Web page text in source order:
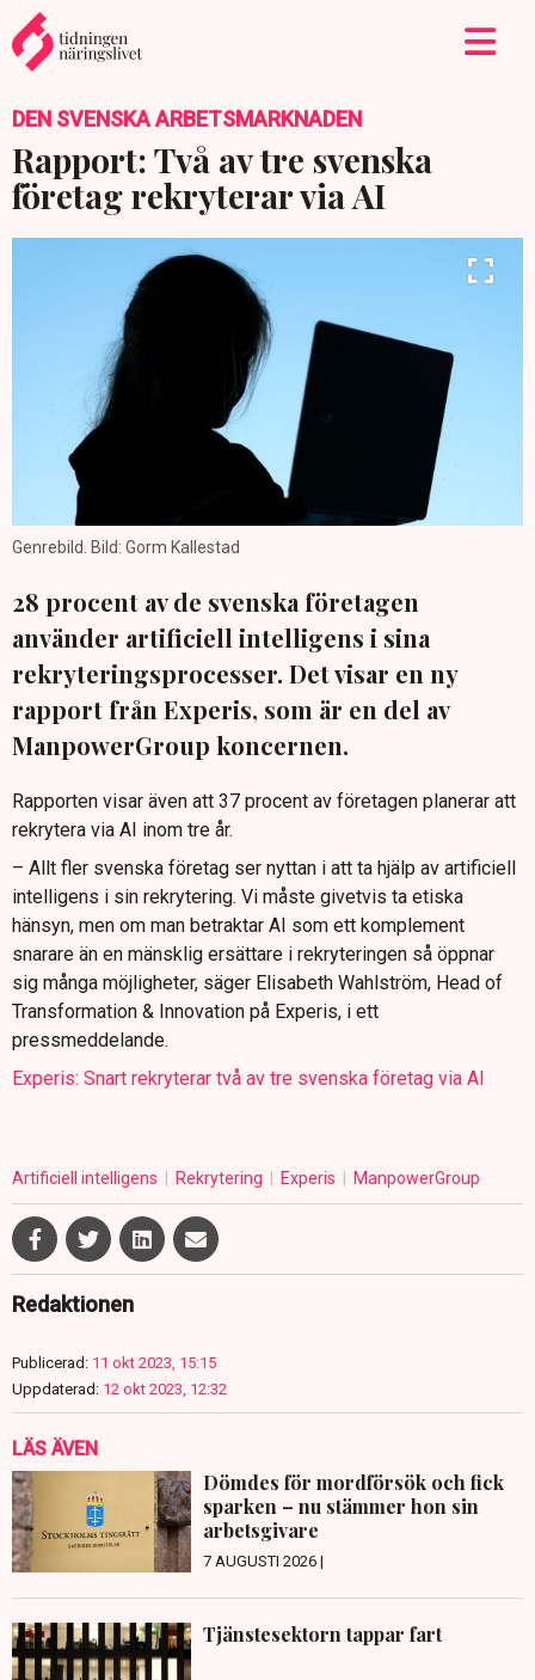
DEN SVENSKA ARBETSMARKNADEN
Rapport: Två av tre svenska
företag rekryterar via AI
Genrebild. Bild: Gorm Kallestad
28 procent av de svenska företagen
använder artificiell intelligens i sina
rekryteringsprocesser. Det visar en ny
rapport från Experis, som är en del av
ManpowerGroup koncernen.
Rapporten visar även att 37 procent av företagen planerar att
rekrytera via AI inom tre år.
– Allt fler svenska företag ser nyttan i att ta hjälp av artificiell
intelligens i sin rekrytering. Vi måste givetvis ta etiska
hänsyn, men om man betraktar AI som ett komplement
snarare än en mänsklig ersättare i rekryteringen så öppnar
sig många möjligheter, säger Elisabeth Wahlström, Head of
Transformation & Innovation på Experis, i ett
pressmeddelande.
Experis: Snart rekryterar två av tre svenska företag via AI
Artificiell intelligens Rekrytering Experis ManpowerGroup
Redaktionen
Publicerad: 11 okt 2023, 15:15
Uppdaterad: 12 okt 2023, 12:32
LÄS ÄVEN
Dömdes för mordförsök och fick
sparken – nu stämmer hon sin
arbetsgivare
7 AUGUSTI 2026 |
Tjänstesektorn tappar fart